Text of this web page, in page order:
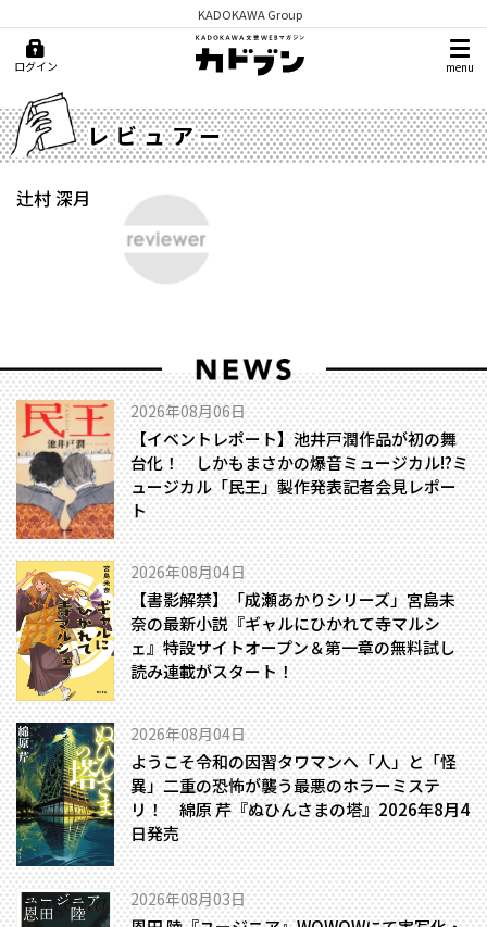
KADOKAWA Group
ログイン menu
レビュアー
辻村 深月
2026年08月06日
【イベントレポート】池井戸潤作品が初の舞
台化！ しかもまさかの爆音ミュージカル!?――ミ
ュージカル「民王」製作発表記者会見レポー
ト
2026年08月04日
【書影解禁】「成瀬あかりシリーズ」宮島未
奈の最新小説『ギャルにひかれて寺マルシ
ェ』特設サイトオープン＆第一章の無料試し
読み連載がスタート！
2026年08月04日
ようこそ令和の因習タワマンへ――「人」と「怪
異」二重の恐怖が襲う最悪のホラーミステ
リ！ 綿原 芹『ぬひんさまの塔』2026年8月4
日発売
2026年08月03日